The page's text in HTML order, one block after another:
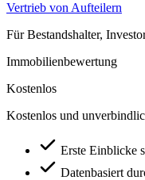
Vertrieb von Aufteilern
Für Bestandshalter,
Immobilienbewertung
Kostenlos
Kostenlos und
Erste Einblicke
Datenbasiert